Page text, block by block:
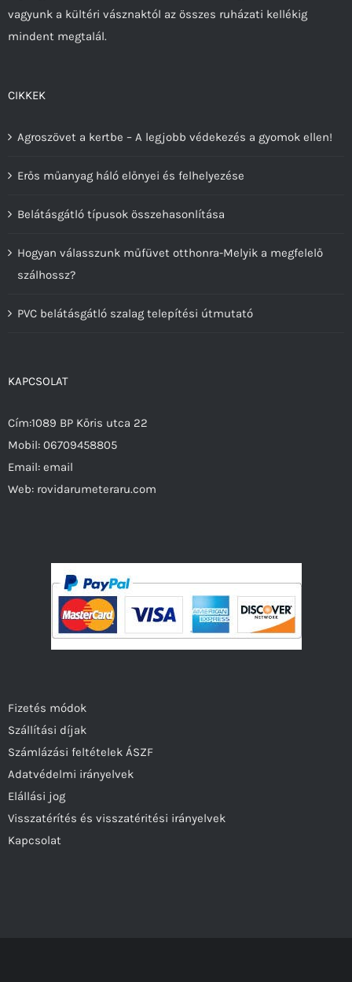
vagyunk a kültéri vásznaktól az összes ruházati kellékig
mindent megtalál.
CIKKEK
Agroszövet a kertbe – A legjobb védekezés a gyomok ellen!
Erős műanyag háló előnyei és felhelyezése
Belátásgátló típusok összehasonlítása
Hogyan válasszunk műfüvet otthonra-Melyik a megfelelő
szálhossz?
PVC belátásgátló szalag telepítési útmutató
KAPCSOLAT
Cím:1089 BP Kőris utca 22
Mobil: 06709458805
Email: email
Web: rovidarumeteraru.com
Fizetés módok
Szállítási díjak
Számlázási feltételek ÁSZF
Adatvédelmi irányelvek
Elállási jog
Visszatérítés és visszatéritési irányelvek
Kapcsolat